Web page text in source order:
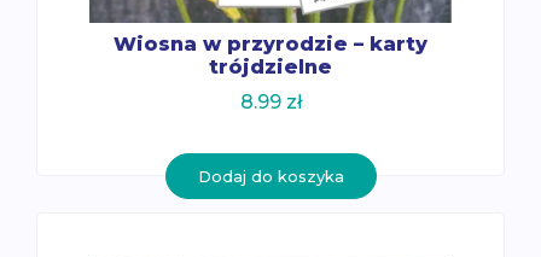
Wiosna w przyrodzie – karty
trójdzielne
8.99 zł
Dodaj do koszyka